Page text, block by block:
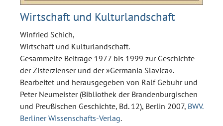
Wirtschaft und Kulturlandschaft
Winfried Schich,
Wirtschaft und Kulturlandschaft.
Gesammelte Beiträge 1977 bis 1999 zur Geschichte
der Zisterzienser und der »Germania Slavica«.
Bearbeitet und herausgegeben von Ralf Gebuhr und
Peter Neumeister (Bibliothek der Brandenburgischen
und Preußischen Geschichte, Bd. 12), Berlin 2007, BWV.
Berliner Wissenschafts-Verlag.